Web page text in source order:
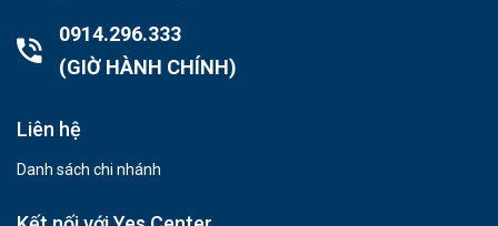
0914.296.333
(GIỜ HÀNH CHÍNH)
Liên hệ
Danh sách chi nhánh